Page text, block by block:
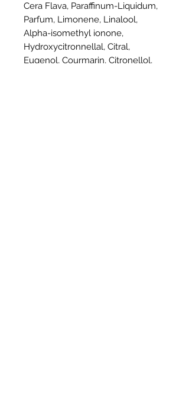
Cera Flava, Paraffinum-Liquidum,
Parfum, Limonene, Linalool,
Alpha-isomethyl ionone,
Hydroxycitronnellal, Citral,
Eugenol, Courmarin, Citronellol,